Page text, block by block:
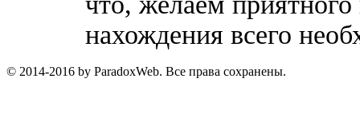
нахождения всего
© 2014-2016 by ParadoxWeb. Все права сохранены.